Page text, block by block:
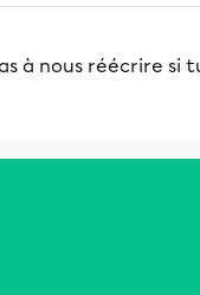
à nous réécrire si